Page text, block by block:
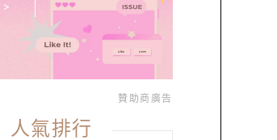
贊助商廣告
人氣排行